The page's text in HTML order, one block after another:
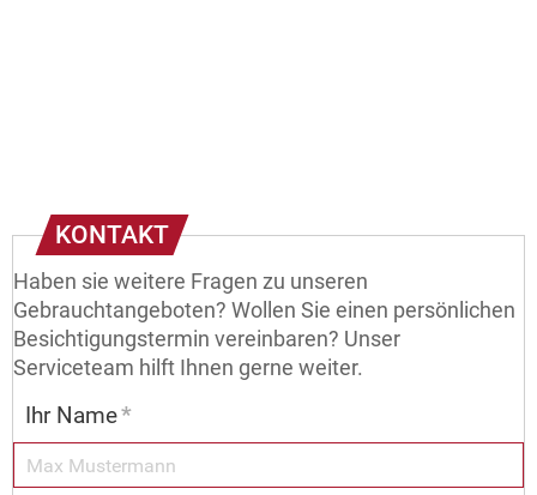
KONTAKT
Haben sie weitere Fragen zu unseren
Gebrauchtangeboten? Wollen Sie einen persönlichen
Besichtigungstermin vereinbaren? Unser
Serviceteam hilft Ihnen gerne weiter.
Ihr Name*